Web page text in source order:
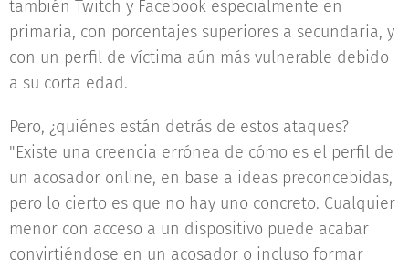
también Twitch y Facebook especialmente en
primaria, con porcentajes superiores a secundaria, y
con un perfil de víctima aún más vulnerable debido
a su corta edad.
Pero, ¿quiénes están detrás de estos ataques?
"Existe una creencia errónea de cómo es el perfil de
un acosador online, en base a ideas preconcebidas,
pero lo cierto es que no hay uno concreto. Cualquier
menor con acceso a un dispositivo puede acabar
convirtiéndose en un acosador o incluso formar